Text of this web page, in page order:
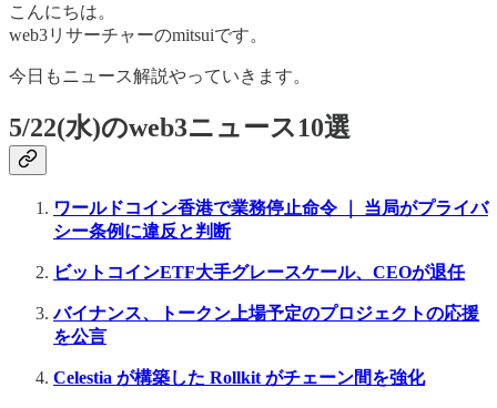
こんにちは。
web3リサーチャーのmitsuiです。
今日もニュース解説やっていきます。
5/22(水)のweb3ニュース10選
ワールドコイン香港で業務停止命令 ｜ 当局がプライバ
シー条例に違反と判断
ビットコインETF大手グレースケール、CEOが退任
バイナンス、トークン上場予定のプロジェクトの応援
を公言
Celestia が構築した Rollkit がチェーン間を強化